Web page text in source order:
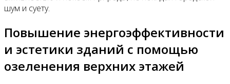
шум и суету.
Повышение энергоэффективности
и эстетики зданий с помощью
озеленения верхних этажей